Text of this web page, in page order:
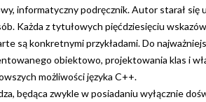
informatyczny podręcznik. Autor starał
Każda z tytułowych pięćdziesięciu
są konkretnymi przykładami. Do
obiektowo, projektowania klas i
możliwości języka C++.
będąca zwykle w posiadaniu wyłącznie